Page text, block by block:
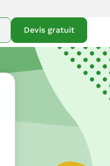
Devis gratuit